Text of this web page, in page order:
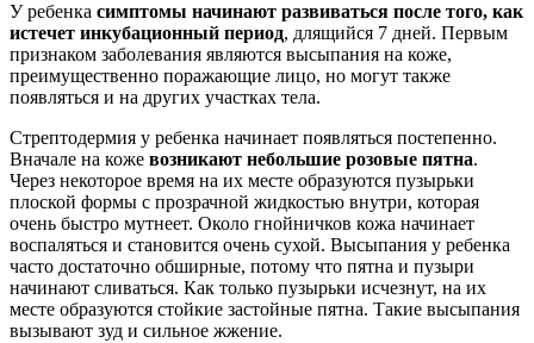
У ребенка симптомы начинают развиваться после того, как
истечет инкубационный период, длящийся 7 дней. Первым
признаком заболевания являются высыпания на коже,
преимущественно поражающие лицо, но могут также
появляться и на других участках тела.
Стрептодермия у ребенка начинает появляться постепенно.
Вначале на коже возникают небольшие розовые пятна.
Через некоторое время на их месте образуются пузырьки
плоской формы с прозрачной жидкостью внутри, которая
очень быстро мутнеет. Около гнойничков кожа начинает
воспаляться и становится очень сухой. Высыпания у ребенка
часто достаточно обширные, потому что пятна и пузыри
начинают сливаться. Как только пузырьки исчезнут, на их
месте образуются стойкие застойные пятна. Такие высыпания
вызывают зуд и сильное жжение.